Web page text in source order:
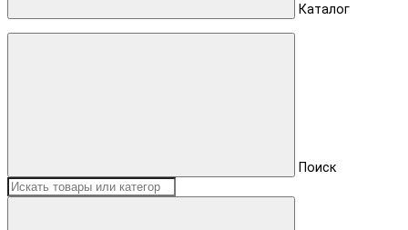
Каталог
Поиск